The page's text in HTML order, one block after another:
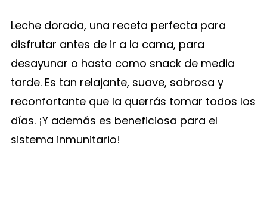
Leche dorada, una receta perfecta para
disfrutar antes de ir a la cama, para
desayunar o hasta como snack de media
tarde. Es tan relajante, suave, sabrosa y
reconfortante que la querrás tomar todos los
días. ¡Y además es beneficiosa para el
sistema inmunitario!